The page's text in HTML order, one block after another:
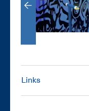
Links